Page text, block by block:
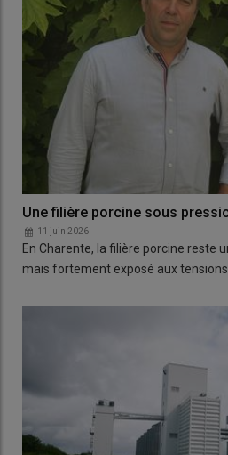
Une filière porcine sous
11 juin 2026
En Charente, la filière porcine reste
mais fortement exposé aux